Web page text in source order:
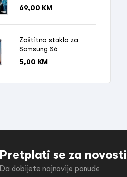
69,00 KM
Zaštitno staklo za
Samsung S6
5,00 KM
Pretplati se za novosti
Da dobijete najnovije ponude